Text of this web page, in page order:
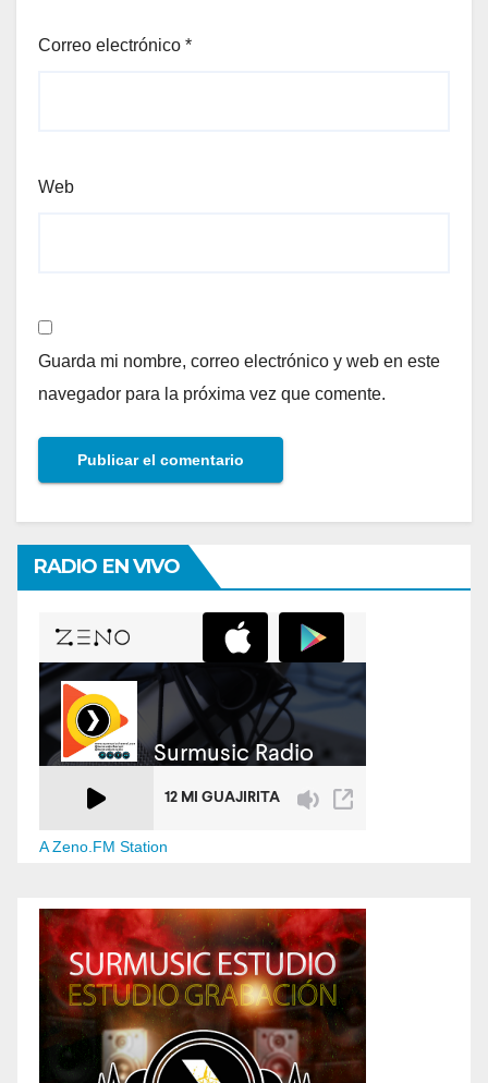
Correo electrónico *
Web
Guarda mi nombre, correo electrónico y web en este
navegador para la próxima vez que comente.
RADIO EN VIVO
A Zeno.FM Station